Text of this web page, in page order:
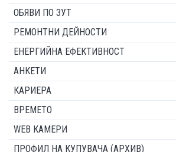
ОБЯВИ ПО ЗУТ
РЕМОНТНИ ДЕЙНОСТИ
ЕНЕРГИЙНА ЕФЕКТИВНОСТ
АНКЕТИ
КАРИЕРА
ВРЕМЕТО
WEB КАМЕРИ
ПРОФИЛ НА КУПУВАЧА (АРХИВ)